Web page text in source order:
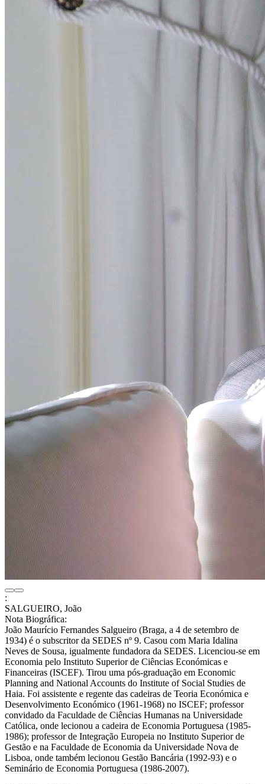
:
SALGUEIRO, João
Nota Biográfica:
João Maurício Fernandes Salgueiro (Braga, a 4 de setembro de
1934) é o subscritor da SEDES nº 9. Casou com Maria Idalina
Neves de Sousa, igualmente fundadora da SEDES. Licenciou-se em
Economia pelo Instituto Superior de Ciências Económicas e
Financeiras (ISCEF). Tirou uma pós-graduação em Economic
Planning and National Accounts do Institute of Social Studies de
Haia. Foi assistente e regente das cadeiras de Teoria Económica e
Desenvolvimento Económico (1961-1968) no ISCEF; professor
convidado da Faculdade de Ciências Humanas na Universidade
Católica, onde lecionou a cadeira de Economia Portuguesa (1985-
1986); professor de Integração Europeia no Instituto Superior de
Gestão e na Faculdade de Economia da Universidade Nova de
Lisboa, onde também lecionou Gestão Bancária (1992-93) e o
Seminário de Economia Portuguesa (1986-2007).